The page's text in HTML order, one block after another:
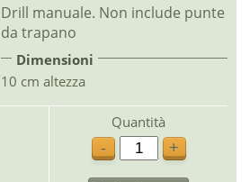
Drill manuale. Non include punte
da trapano
Dimensioni
10 cm altezza
Quantità
-
+